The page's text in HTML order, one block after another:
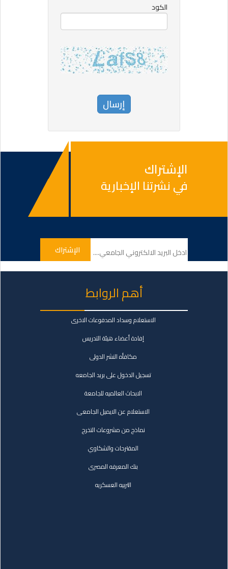
الكود
الإشتراك
في نشرتنا الإخبارية
أهم الروابط
الاستعلام وسداد المدفوعات الاخرى
إفادة أعضاء هيئة التدريس
مكافأه النشر الدولى
تسجيل الدخول على بريد الجامعه
الابحاث العالميه للجامعة
الاستعلام عن الايميل الجامعى
نماذج من مشروعات التخرج
المقترحات والشكاوي
بنك المعرفه المصرى
التربيه العسكريه